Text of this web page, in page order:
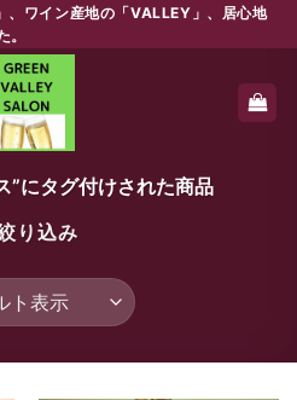
、ワイン産地の「VALLEY」、居心地
”にタグ付けされた商品
り込み